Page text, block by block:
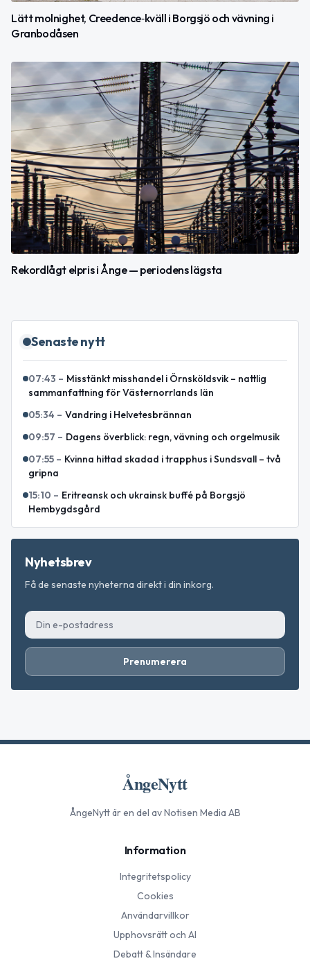
Lätt molnighet, Creedence‑kväll i Borgsjö och vävning i
Granbodåsen
Rekordlågt elpris i Ånge — periodens lägsta
Senaste nytt
07:43 – Misstänkt misshandel i Örnsköldsvik – nattlig
sammanfattning för Västernorrlands län
05:34 – Vandring i Helvetesbrännan
09:57 – Dagens överblick: regn, vävning och orgelmusik
07:55 – Kvinna hittad skadad i trapphus i Sundsvall – två
gripna
15:10 – Eritreansk och ukrainsk buffé på Borgsjö
Hembygdsgård
Nyhetsbrev
Få de senaste nyheterna direkt i din inkorg.
Prenumerera
ÅngeNytt
ÅngeNyttär en del av Notisen Media AB
Information
Integritetspolicy
Cookies
Användarvillkor
Upphovsrätt och AI
Debatt & Insändare